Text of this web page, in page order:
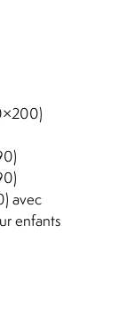
avec
enfants